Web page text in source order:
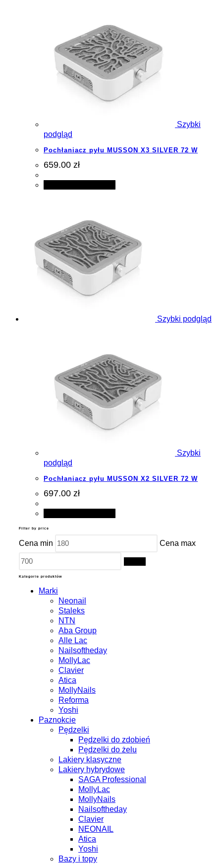
Szybki
podgląd
Pochłaniacz pyłu MUSSON X3 SILVER 72 W
659.00 zł
Szybki podgląd
Szybki
podgląd
Pochłaniacz pyłu MUSSON X2 SILVER 72 W
697.00 zł
Filter by price
Cena min Cena max
Kategorie produktów
Marki
Neonail
Staleks
NTN
Aba Group
Alle Lac
Nailsoftheday
MollyLac
Clavier
Atica
MollyNails
Reforma
Yoshi
Paznokcie
Pędzelki
Pędzelki do zdobień
Pędzelki do żelu
Lakiery klasyczne
Lakiery hybrydowe
SAGA Professional
MollyLac
MollyNails
Nailsoftheday
Clavier
NEONAIL
Atica
Yoshi
Bazy i topy